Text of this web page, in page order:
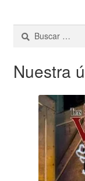
Buscar:
Nuestra